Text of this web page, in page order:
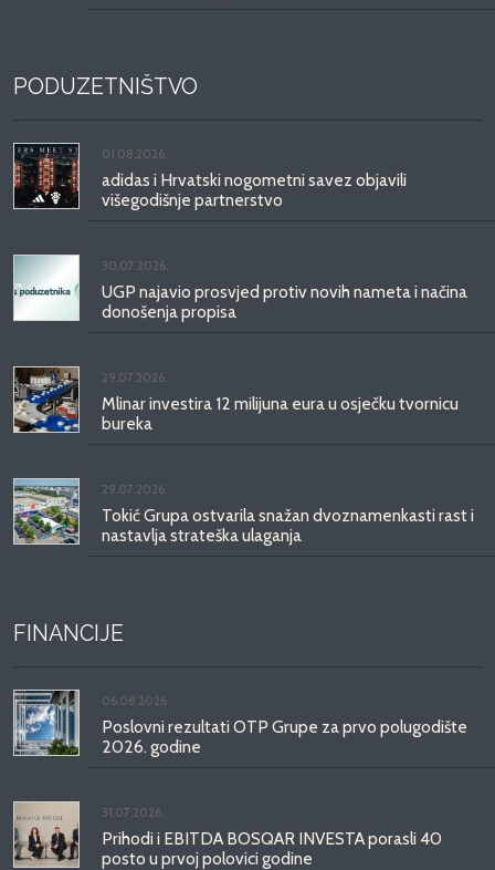
PODUZETNIŠTVO
01.08.2026.
adidas i Hrvatski nogometni savez objavili
višegodišnje partnerstvo
30.07.2026.
UGP najavio prosvjed protiv novih nameta i načina
donošenja propisa
29.07.2026.
Mlinar investira 12 milijuna eura u osječku tvornicu
bureka
29.07.2026.
Tokić Grupa ostvarila snažan dvoznamenkasti rast i
nastavlja strateška ulaganja
FINANCIJE
06.08.2026.
Poslovni rezultati OTP Grupe za prvo polugodište
2026. godine
31.07.2026.
Prihodi i EBITDA BOSQAR INVESTA porasli 40
posto u prvoj polovici godine